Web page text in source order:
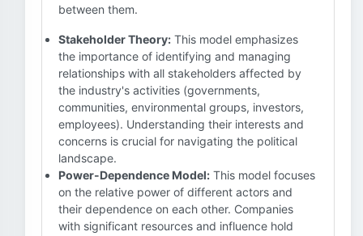
between them.
Stakeholder Theory: This model emphasizes
the importance of identifying and managing
relationships with all stakeholders affected by
the industry's activities (governments,
communities, environmental groups, investors,
employees). Understanding their interests and
concerns is crucial for navigating the political
landscape.
Power-Dependence Model: This model focuses
on the relative power of different actors and
their dependence on each other. Companies
with significant resources and influence hold